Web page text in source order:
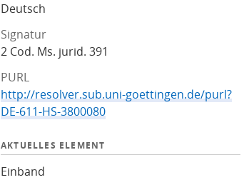
Deutsch
Signatur
2 Cod. Ms. jurid. 391
PURL
http://resolver.sub.uni-goettingen.de/purl?
DE-611-HS-3800080
AKTUELLES ELEMENT
Einband